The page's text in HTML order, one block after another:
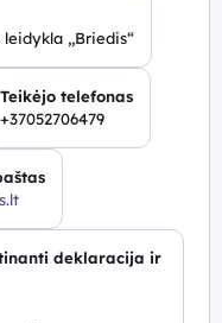
„Briedis“
Teikėjo telefonas
+37052706479
deklaracija ir